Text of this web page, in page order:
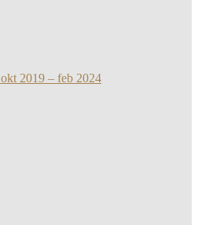
okt 2019 – feb 2024